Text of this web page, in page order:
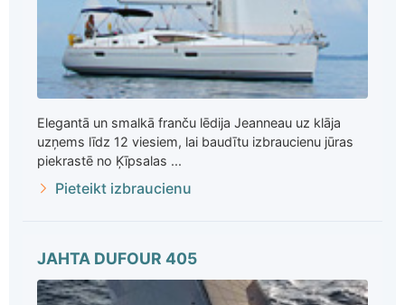
Elegantā un smalkā franču lēdija Jeanneau uz klāja
uzņems līdz 12 viesiem, lai baudītu izbraucienu jūras
piekrastē no Ķīpsalas ...
Pieteikt izbraucienu
JAHTA DUFOUR 405